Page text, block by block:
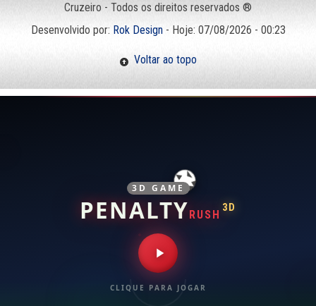
Cruzeiro - Todos os direitos reservados ®
Desenvolvido por: Rok Design- Hoje: 07/08/2026 - 00:23
Voltar ao topo
3D GAME
PENALTYRUSH
3D
CLIQUE PARA JOGAR